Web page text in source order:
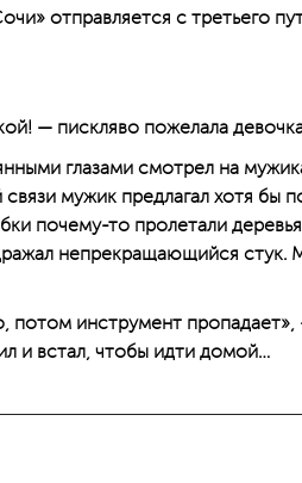
отправляется с третьего
— пискляво пожелала
глазами смотрел на
мужик предлагал хотя бы
почему-то пролетали
непрекращающийся стук.
потом инструмент
и встал, чтобы идти домой…